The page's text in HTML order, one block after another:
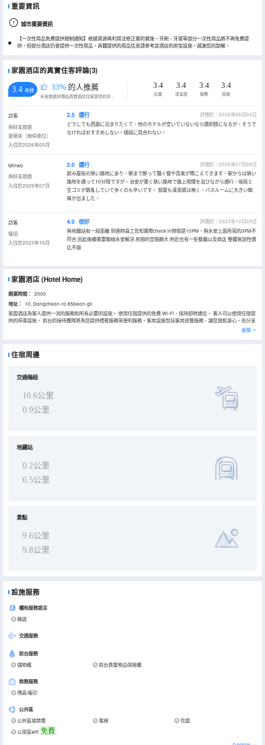
重要資訊
城市重要資訊
【一次性用品免費提供限制通知】根據資源再利用法修正案的實施，牙刷、牙膏等部分一次性用品將不再免費提
供。但部分酒店仍會提供一次性用品，具體提供的用品信息請參考該酒店的房型設施。感謝您的諒解。
家園酒店的真實住客評論(3)
3.4 /5分 33% 的人推薦
永安旅遊評價由真實酒店住客提供的評價。
3.4
位置
3.4
清潔度
3.4
服務
3.4
設施
訪客
與好友旅遊
豪華房（無停車位）
入住於2026年05月
2.5 還行
評價於：2026年05月04日
どうしても西面に泊まりたくて、他のホテルが空いていないなら選択肢になるが、そうで
なければおすすめしない。値段に見合わない。
Minwo
與好友旅遊
入住於2025年07月
2.0 還行
評價於：2025年07月28日
飲み屋街の狹い路地にあり、朝まで酔って騒ぐ聲や音楽が聞こえてきます。駅からは狹い
路地を通って10分程ですが、治安が悪く狹い路地で路上喫煙を浴びながら通行、吸殻と
生ゴミが散亂していて歩くのも辛いです。 部屋も清潔感は無く、バスルームに大きい蜘
蛛が出ました。
訪客
情侶
入住於2023年10月
4.0 很好
評價於：2023年10月29日
與地鐵站有一段距離 到達時員工告知實際check in時間是10PM，與永安上面所寫的3PM不
符合 因此後續需要聯絡永安解決 房間的空間頗大 附近也有一些餐廳以及商店 整體來說性價
比不錯
家園酒店(Hotel Home)
開業時間： 2000
地址：
10, Dongcheon-ro 85beon-gil
家園酒店為客人提供一流的服務和所有必要的設施。 使用住宿提供的免費 Wi-Fi，保持即時通信。 客人可以使用住宿提
供的停車設施。 前台的接待團隊將為您提供禮賓服務等便利服務。客房設施包括客房送餐服務，讓您放鬆身心，充分享
受您的旅行。 住宿全面禁煙，讓客人享受潔淨空氣。僅可在指定的有限區域內吸煙。在家園酒店，每間客房均配備便利
展開
住宿周邊
交通樞紐
10.6公里
0.9公里
地鐵站
0.2公里
0.5公里
景點
9.6公里
9.8公里
設施服務
櫃枱服務語言
韓語
交通服務
前台服務
儲物櫃 前台貴重物品保險櫃
商務服務
傳真/複印
公共區
公共區域禁煙 電梯
花園
公用區wifi 免費